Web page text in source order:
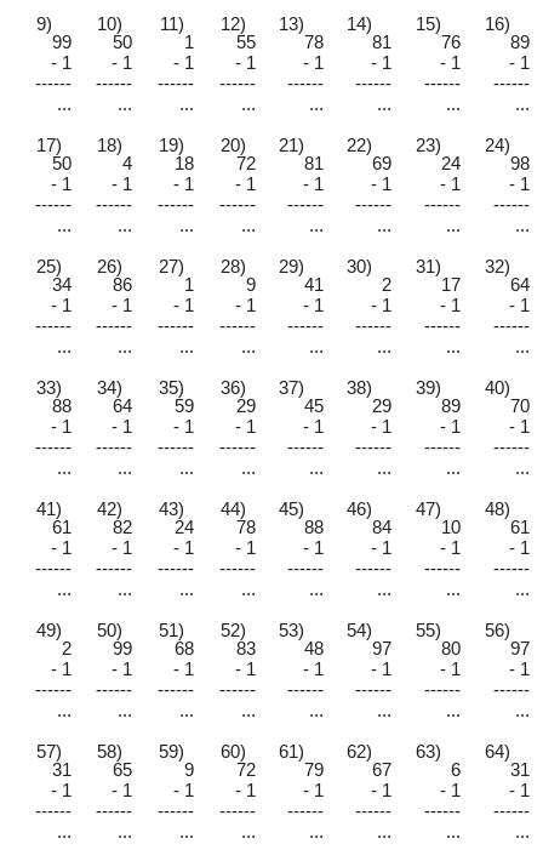
9)
99
10)
50
11)
1
12)
55
13)
78
14)
81
15)
76
16)
89
- 1
- 1 - 1 - 1 - 1 - 1 - 1
- 1
------
------ ------ ------ ------ ------ ------
------
...
... ... ... ... ... ...
...
17)
50
18)
4
19)
18
20)
72
21)
81
22)
69
23)
24
24)
98
- 1
- 1 - 1 - 1 - 1 - 1 - 1
- 1
------
------ ------ ------ ------ ------ ------
------
...
... ... ... ... ... ...
...
25)
34
26)
86
27)
1
28)
9
29)
41
30)
2
31)
17
32)
64
- 1
- 1 - 1 - 1 - 1 - 1 - 1
- 1
------
------ ------ ------ ------ ------ ------
------
...
... ... ... ... ... ...
...
33)
88
34)
64
35)
59
36)
29
37)
45
38)
29
39)
89
40)
70
- 1
- 1 - 1 - 1 - 1 - 1 - 1
- 1
------
------ ------ ------ ------ ------ ------
------
...
... ... ... ... ... ...
...
41)
61
42)
82
43)
24
44)
78
45)
88
46)
84
47)
10
48)
61
- 1
- 1 - 1 - 1 - 1 - 1 - 1
- 1
------
------ ------ ------ ------ ------ ------
------
...
... ... ... ... ... ...
...
49)
2
50)
99
51)
68
52)
83
53)
48
54)
97
55)
80
56)
97
- 1
- 1 - 1 - 1 - 1 - 1 - 1
- 1
------
------ ------ ------ ------ ------ ------
------
...
... ... ... ... ... ...
...
57)
31
58)
65
59)
9
60)
72
61)
79
62)
67
63)
6
64)
31
- 1
- 1 - 1 - 1 - 1 - 1 - 1
- 1
------
------ ------ ------ ------ ------ ------
------
...
... ... ... ... ... ...
...